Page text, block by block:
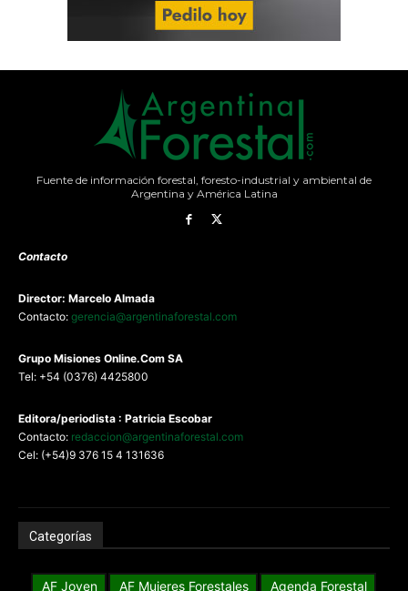
Fuente de información forestal, foresto-industrial y ambiental de
Argentina y América Latina
Contacto
Director: Marcelo Almada
Contacto: gerencia@argentinaforestal.com
Grupo Misiones Online.Com SA
Tel: +54 (0376) 4425800
Editora/periodista : Patricia Escobar
Contacto: redaccion@argentinaforestal.com
Cel: (+54)9 376 15 4 131636
Categorías
AF Joven AF Mujeres Forestales
Agenda Forestal